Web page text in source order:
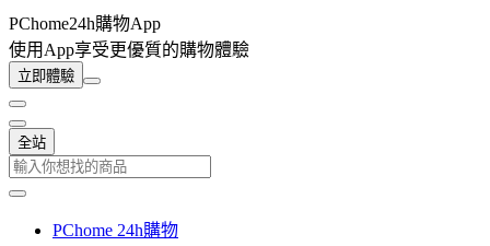
PChome24h購物App
使用App享受更優質的購物體驗
立即體驗
全站
PChome 24h購物